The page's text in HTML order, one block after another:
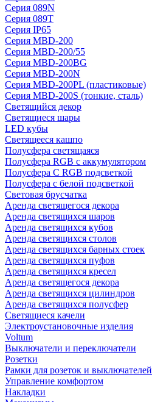
Серия 089N
Серия 089T
Серия IP65
Серия MBD-200
Серия MBD-200/55
Серия MBD-200BG
Серия MBD-200N
Серия MBD-200PL (пластиковые)
Серия MBD-200S (тонкие, сталь)
Светящийся декор
Светящиеся шары
LED кубы
Светящееся кашпо
Полусфера светящаяся
Полусфера RGB с аккумулятором
Полусфера С RGB подсветкой
Полусфера с белой подсветкой
Световая брусчатка
Аренда светящегося декора
Аренда светящихся шаров
Аренда светящихся кубов
Аренда светящихся столов
Аренда светящихся барных стоек
Аренда светящихся пуфов
Аренда светящихся кресел
Аренда светящегося декора
Аренда светящихся цилиндров
Аренда светящихся полусфер
Светящиеся качели
Электроустановочные изделия
Voltum
Выключатели и переключатели
Розетки
Рамки для розеток и выключателей
Управление комфортом
Накладки